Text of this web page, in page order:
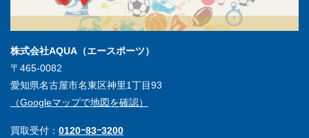
株式会社AQUA（エースポーツ）
〒465-0082
愛知県名古屋市名東区神里1丁目93
（Googleマップで地図を確認）
買取受付： 0120ｰ83ｰ3200